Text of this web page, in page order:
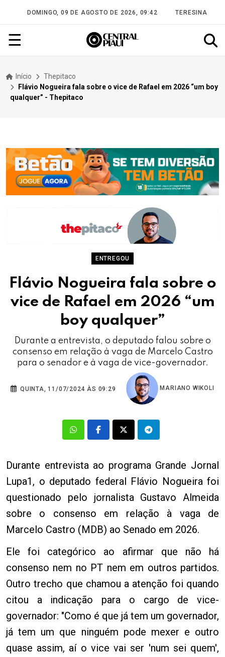
DOMINGO, 09 DE AGOSTO DE 2026, 09:42 TERESINA
☰
Início
Thepitaco
Flávio Nogueira fala sobre o vice de Rafael em 2026 “um boy
qualquer” - Thepitaco
ENTREGOU
Flávio Nogueira fala sobre o
vice de Rafael em 2026 “um
boy qualquer”
Durante a entrevista, o deputado falou sobre o
consenso em relação à vaga de Marcelo Castro
para o senador e à vaga de vice-governador.
QUINTA, 11/07/2024 ÀS 09:29 MARIANO WIKOLI
Durante entrevista ao programa Grande Jornal
Lupa1, o deputado federal Flávio Nogueira foi
questionado pelo jornalista Gustavo Almeida
sobre o consenso em relação à vaga de
Marcelo Castro (MDB) ao Senado em 2026.
Ele foi categórico ao afirmar que não há
consenso nem no PT nem em outros partidos.
Outro trecho que chamou a atenção foi quando
citou a indicação para o cargo de vice-
governador: "Como é que já tem um governador,
já tem um que ninguém pode mexer e outro
quase assim, aí o vice vai ser 'num sei quem',